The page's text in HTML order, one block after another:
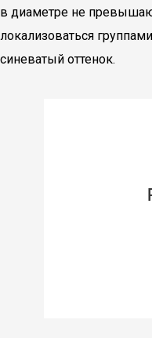
в диаметре не
локализоваться
синеватый оттенок.